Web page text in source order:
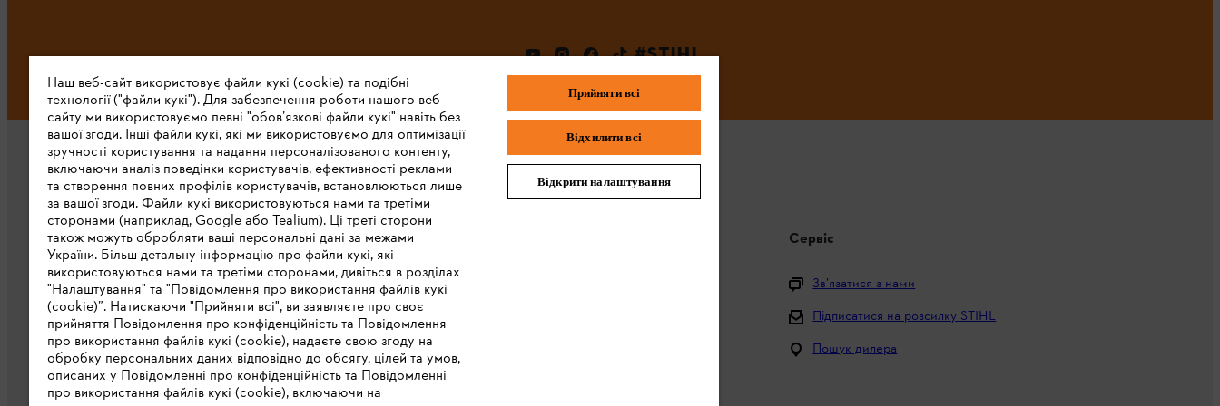
#STIHL
Про компанію STIHL
STIHL в світі
STIHL в Україні
Завантажити каталог
STIHL Integrity Line
Сервіс
Зв’язатися з нами
Підписатися на розсилку STIHL
Пошук дилера
Наш веб-сайт використовує файли кукі (cookie) та подібні
технології ("файли кукі"). Для забезпечення роботи нашого веб-
сайту ми використовуємо певні "обов’язкові файли кукі" навіть без
вашої згоди. Інші файли кукі, які ми використовуємо для оптимізації
зручності користування та надання персоналізованого контенту,
включаючи аналіз поведінки користувачів, ефективності реклами
та створення повних профілів користувачів, встановлюються лише
за вашої згоди. Файли кукі використовуються нами та третіми
сторонами (наприклад, Google або Tealium). Ці треті сторони
також можуть обробляти ваші персональні дані за межами
України. Більш детальну інформацію про файли кукі, які
використовуються нами та третіми сторонами, дивіться в розділах
"Налаштування" та "Повідомлення про використання файлів кукі
(cookie)”. Натискаючи "Прийняти всі", ви заявляєте про своє
прийняття Повідомлення про конфіденційність та Повідомлення
про використання файлів кукі (cookie), надаєте свою згоду на
обробку персональних даних відповідно до обсягу, цілей та умов,
описаних у Повідомленні про конфіденційність та Повідомленні
про використання файлів кукі (cookie), включаючи на
Прийняти всі
Відхилити всі
Відкрити налаштування